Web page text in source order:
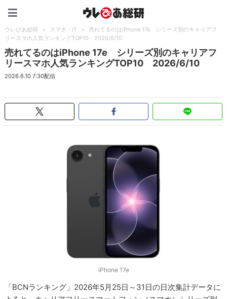
ウレぴあ総研 > スマホ・IT >
売れてるのはiPhone 17e シリーズ別のキャリアフ
リースマホ人気ランキングTOP10 2026/6/10
売れてるのはiPhone 17e シリーズ別のキャリアフ
リースマホ人気ランキングTOP10 2026/6/10
2026.6.10 7:30配信
iPhone 17e
「BCNランキング」2026年5月25日～31日の日次集計データに